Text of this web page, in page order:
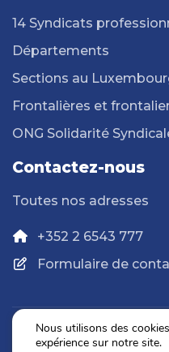
14 Syndicats
Départements
Sections au
Frontalières et
ONG Solidarité
Contactez-nous
Toutes nos adresses
+352 2 6543 777
Formulaire de
Politique de
Nous utilisons des
expérience sur notre site.